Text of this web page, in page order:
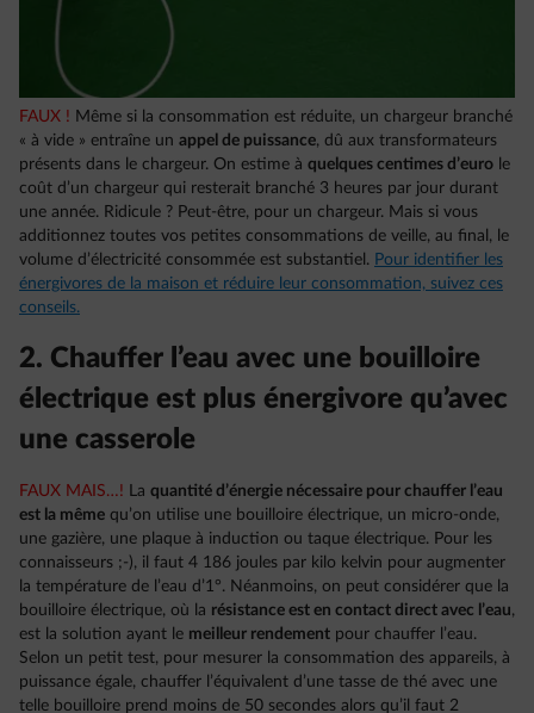
FAUX ! Même si la consommation est réduite, un chargeur branché
« à vide » entraîne un appel de puissance, dû aux transformateurs
présents dans le chargeur. On estime à quelques centimes d’euro le
coût d’un chargeur qui resterait branché 3 heures par jour durant
une année. Ridicule ? Peut-être, pour un chargeur. Mais si vous
additionnez toutes vos petites consommations de veille, au final, le
volume d’électricité consommée est substantiel. Pour identifier les
énergivores de la maison et réduire leur consommation, suivez ces
conseils.
2. Chauffer l’eau avec une bouilloire
électrique est plus énergivore qu’avec
une casserole
FAUX MAIS…! La quantité d’énergie nécessaire pour chauffer l’eau
est la même qu’on utilise une bouilloire électrique, un micro-onde,
une gazière, une plaque à induction ou taque électrique. Pour les
connaisseurs ;-), il faut 4 186 joules par kilo kelvin pour augmenter
la température de l’eau d’1°. Néanmoins, on peut considérer que la
bouilloire électrique, où la résistance est en contact direct avec l’eau,
est la solution ayant le meilleur rendement pour chauffer l’eau.
Selon un petit test, pour mesurer la consommation des appareils, à
puissance égale, chauffer l’équivalent d’une tasse de thé avec une
telle bouilloire prend moins de 50 secondes alors qu’il faut 2